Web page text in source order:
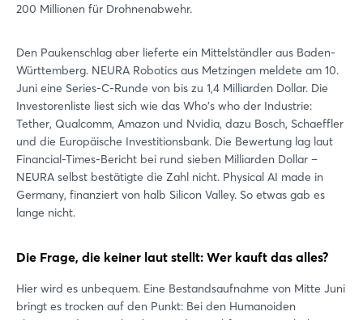
200 Millionen für Drohnenabwehr.
Den Paukenschlag aber lieferte ein Mittelständler aus Baden-
Württemberg. NEURA Robotics aus Metzingen meldete am 10.
Juni eine Series-C-Runde von bis zu 1,4 Milliarden Dollar. Die
Investorenliste liest sich wie das Who's who der Industrie:
Tether, Qualcomm, Amazon und Nvidia, dazu Bosch, Schaeffler
und die Europäische Investitionsbank. Die Bewertung lag laut
Financial-Times-Bericht bei rund sieben Milliarden Dollar –
NEURA selbst bestätigte die Zahl nicht. Physical AI made in
Germany, finanziert von halb Silicon Valley. So etwas gab es
lange nicht.
Die Frage, die keiner laut stellt: Wer kauft das alles?
Hier wird es unbequem. Eine Bestandsaufnahme von Mitte Juni
bringt es trocken auf den Punkt: Bei den Humanoiden